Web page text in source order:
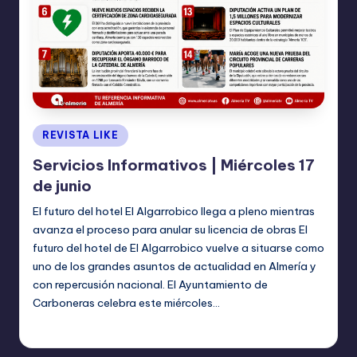
Publicado
en
REVISTA LIKE
Servicios Informativos | Miércoles 17
de junio
El futuro del hotel El Algarrobico llega a pleno mientras
avanza el proceso para anular su licencia de obras El
futuro del hotel de El Algarrobico vuelve a situarse como
uno de los grandes asuntos de actualidad en Almería y
con repercusión nacional. El Ayuntamiento de
Carboneras celebra este miércoles…